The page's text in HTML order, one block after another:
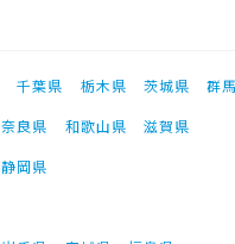
千葉県 栃木県 茨城県
群
奈良県 和歌山県
滋賀県
静岡県